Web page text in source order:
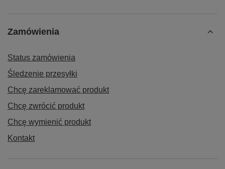
Zamówienia
Status zamówienia
Śledzenie przesyłki
Chcę zareklamować produkt
Chcę zwrócić produkt
Chcę wymienić produkt
Kontakt